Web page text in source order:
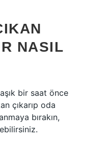
NASIL
bir saat önce
çıkarıp oda
bırakın,